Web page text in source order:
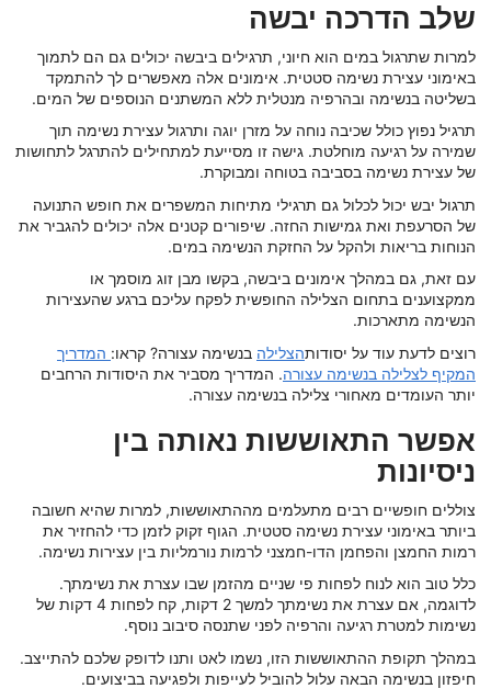
שלב הדרכה יבשה
למרות שתרגול במים הוא חיוני, תרגילים ביבשה יכולים גם הם לתמוך
באימוני עצירת נשימה סטטית. אימונים אלה מאפשרים לך להתמקד
בשליטה בנשימה ובהרפיה מנטלית ללא המשתנים הנוספים של המים.
תרגיל נפוץ כולל שכיבה נוחה על מזרן יוגה ותרגול עצירת נשימה תוך
שמירה על רגיעה מוחלטת. גישה זו מסייעת למתחילים להתרגל לתחושות
של עצירת נשימה בסביבה בטוחה ומבוקרת.
תרגול יבש יכול לכלול גם תרגילי מתיחות המשפרים את חופש התנועה
של הסרעפת ואת גמישות החזה. שיפורים קטנים אלה יכולים להגביר את
הנוחות בריאות ולהקל על החזקת הנשימה במים.
עם זאת, גם במהלך אימונים ביבשה, בקשו מבן זוג מוסמך או
ממקצוענים בתחום הצלילה החופשית לפקח עליכם ברגע שהעצירות
הנשימה מתארכות.
רוצים לדעת עוד על יסודותהצלילה בנשימה עצורה? קראו: המדריך
המקיף לצלילה בנשימה עצורה. המדריך מסביר את היסודות הרחבים
יותר העומדים מאחורי צלילה בנשימה עצורה.
אפשר התאוששות נאותה בין
ניסיונות
צוללים חופשיים רבים מתעלמים מההתאוששות, למרות שהיא חשובה
ביותר באימוני עצירת נשימה סטטית. הגוף זקוק לזמן כדי להחזיר את
רמות החמצן והפחמן הדו-חמצני לרמות נורמליות בין עצירות נשימה.
כלל טוב הוא לנוח לפחות פי שניים מהזמן שבו עצרת את נשימתך.
לדוגמה, אם עצרת את נשימתך למשך 2 דקות, קח לפחות 4 דקות של
נשימות למטרת רגיעה והרפיה לפני שתנסה סיבוב נוסף.
במהלך תקופת ההתאוששות הזו, נשמו לאט ותנו לדופק שלכם להתייצב.
חיפזון בנשימה הבאה עלול להוביל לעייפות ולפגיעה בביצועים.